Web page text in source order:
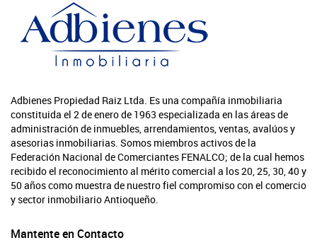
Adbienes Propiedad Raiz Ltda. Es una compañía inmobiliaria
constituida el 2 de enero de 1963 especializada en las áreas de
administración de inmuebles, arrendamientos, ventas, avalúos y
asesorias inmobiliarias. Somos miembros activos de la
Federación Nacional de Comerciantes FENALCO; de la cual hemos
recibido el reconocimiento al mérito comercial a los 20, 25, 30, 40 y
50 años como muestra de nuestro fiel compromiso con el comercio
y sector inmobiliario Antioqueño.
Mantente en Contacto